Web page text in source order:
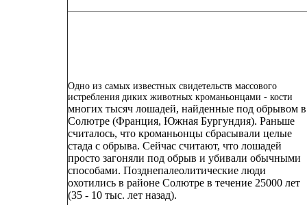
Одно из самых известных свидетельств массового
истребления диких животных кроманьонцами - кости
многих тысяч лошадей, найденные под обрывом в
Солютре (Франция, Южная Бургундия). Раньше
считалось, что кроманьонцы сбрасывали целые
стада с обрыва. Сейчас считают, что лошадей
просто загоняли под обрыв и убивали обычными
способами. Позднепалеолитические люди
охотились в районе Солютре в течение 25000 лет
(35 - 10 тыс. лет назад).